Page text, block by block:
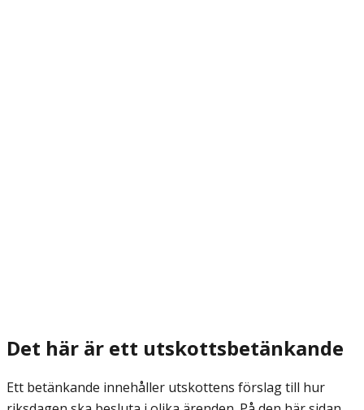
Det här är ett utskottsbetänkande
Ett betänkande innehåller utskottens förslag till hur